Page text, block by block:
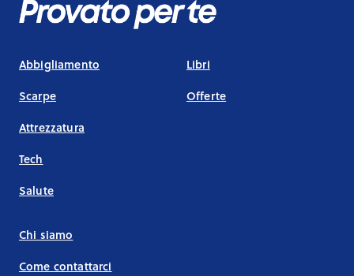
Abbigliamento
Scarpe
Attrezzatura
Tech
Salute
Libri
Offerte
Chi siamo
Come contattarci